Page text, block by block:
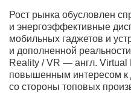
Рост рынка обусловлен
и энергоэффективные
мобильных гаджетов и
и дополненной
Reality / VR — англ. Virtual
повышенным интересом к
со стороны топовых